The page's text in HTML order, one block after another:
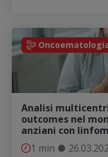
Analisi
outcomes nel
anziani con
1 min ●